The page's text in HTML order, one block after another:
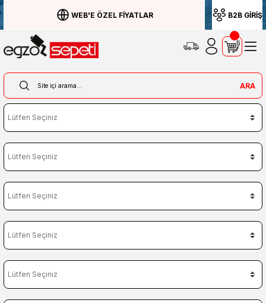
WEB'E ÖZEL FİYATLAR B2B GİRİŞ
ARA